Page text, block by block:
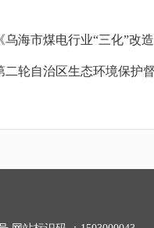
海市煤电行业“三化”改
二轮自治区生态环境保护